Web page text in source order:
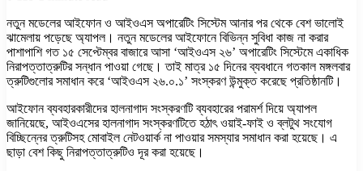
নতুন মডেলের আইফোন ও আইওএস অপারেটিং সিস্টেম আনার পর থেকে বেশ ভালোই
ঝামেলায় পড়েছে অ্যাপল। নতুন মডেলের আইফোনে বিভিন্ন সুবিধা কাজ না করার
পাশাপাশি গত ১৫ সেপ্টেম্বর বাজারে আসা ‘আইওএস ২৬’ অপারেটিং সিস্টেমে একাধিক
নিরাপত্তাত্রুটির সন্ধান পাওয়া গেছে। তাই মাত্র ১৫ দিনের ব্যবধানে গতকাল মঙ্গলবার
ত্রুটিগুলোর সমাধান করে ‘আইওএস ২৬.০.১’ সংস্করণ উন্মুক্ত করেছে প্রতিষ্ঠানটি।
আইফোন ব্যবহারকারীদের হালনাগাদ সংস্করণটি ব্যবহারের পরামর্শ দিয়ে অ্যাপল
জানিয়েছে, আইওএসের হালনাগাদ সংস্করণটিতে হঠাৎ ওয়াই-ফাই ও ব্লটুথ সংযোগ
বিচ্ছিন্নের ত্রুটিসহ মোবাইল নেটওয়ার্ক না পাওয়ার সমস্যার সমাধান করা হয়েছে। এ
ছাড়া বেশ কিছু নিরাপত্তাত্রুটিও দূর করা হয়েছে।